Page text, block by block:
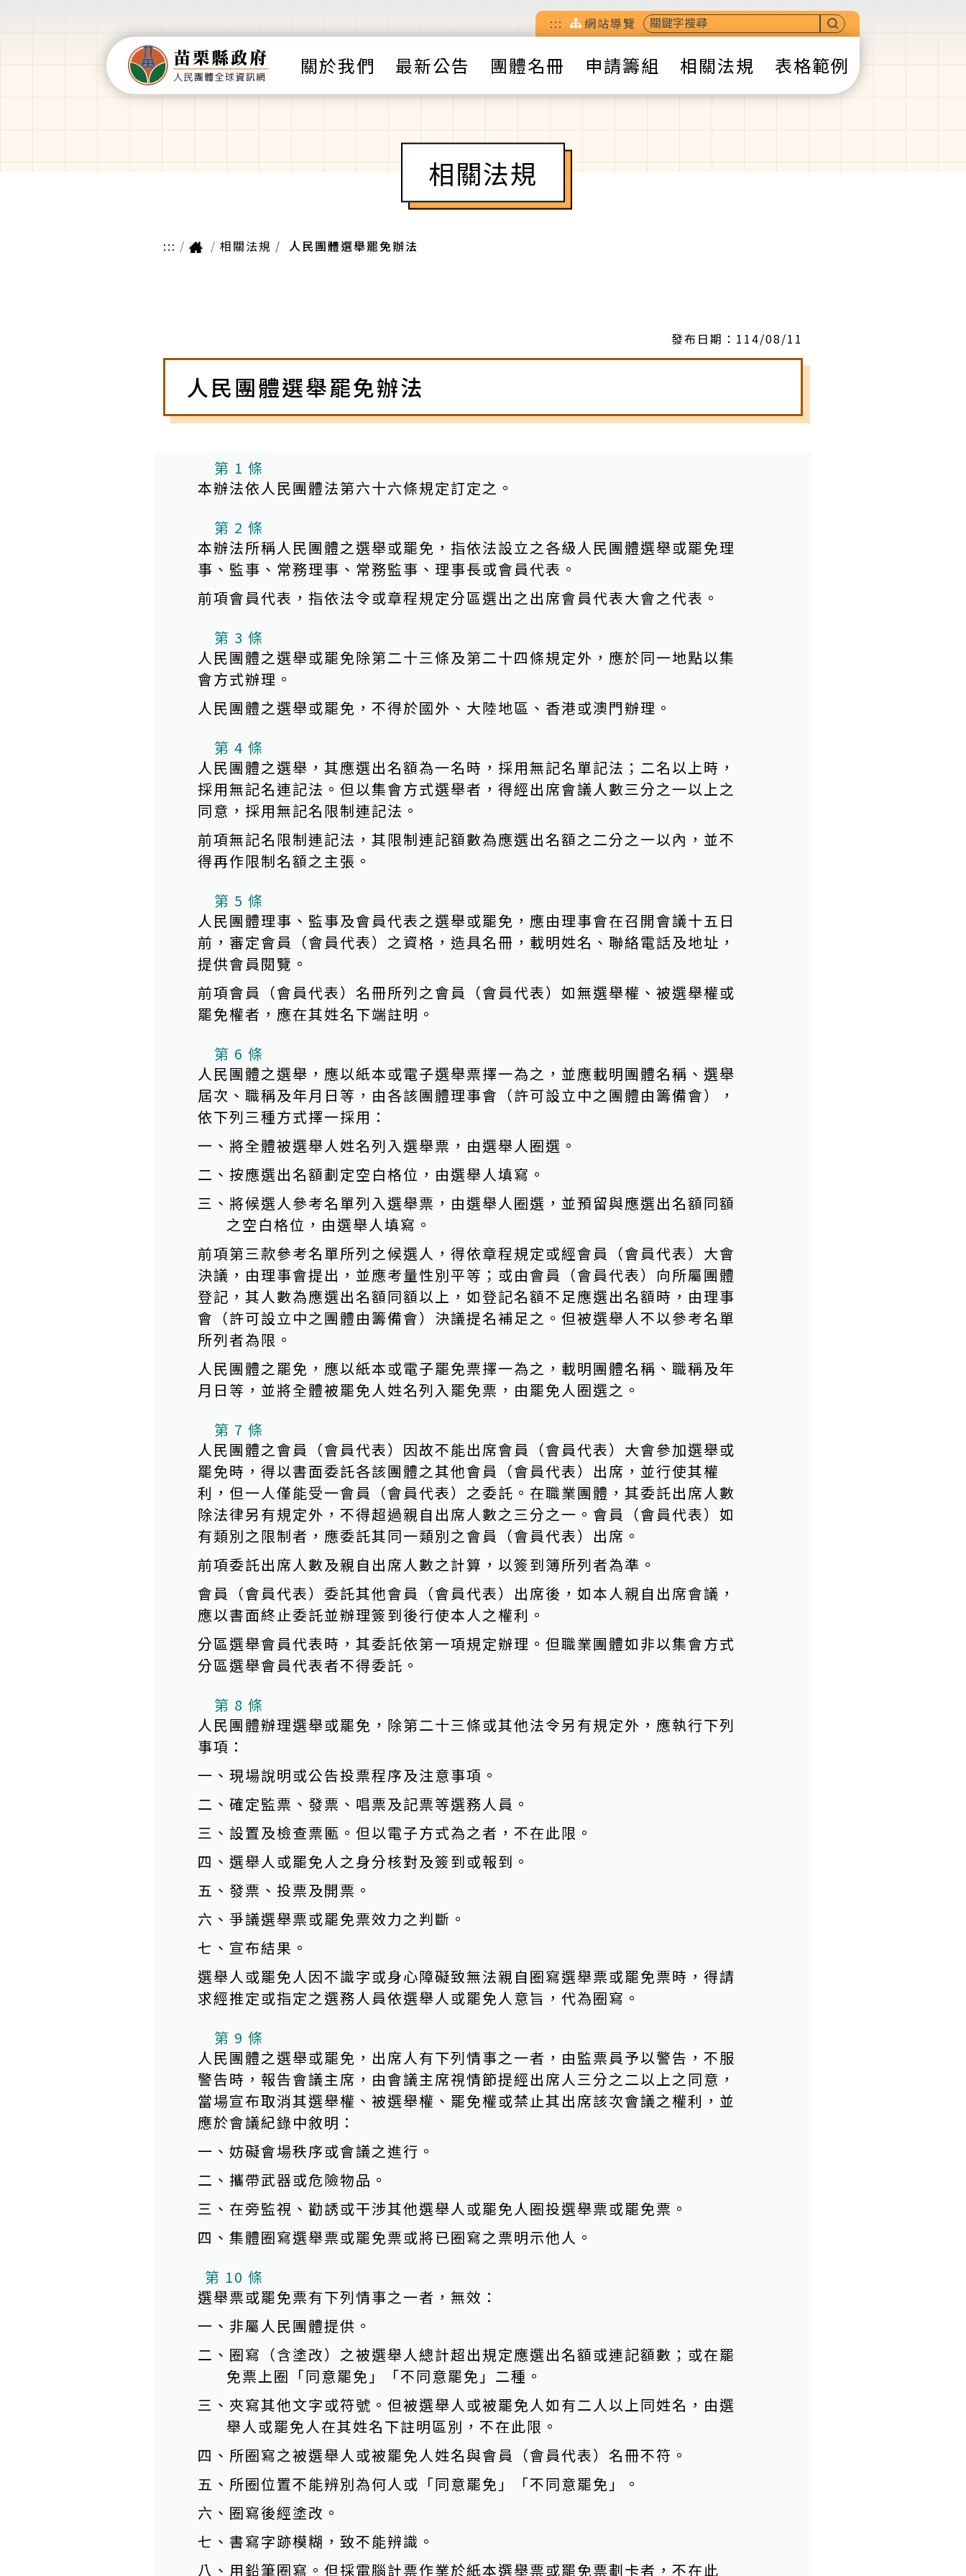
::: 網站導覽
關於我們 最新公告 團體名冊 申請籌組 相關法規 表格範例
相關法規
::: 相關法規 人民團體選舉罷免辦法
發布日期： 114/08/11
人民團體選舉罷免辦法
第 1 條
本辦法依人民團體法第六十六條規定訂定之。
第 2 條
本辦法所稱人民團體之選舉或罷免，指依法設立之各級人民團體選舉或罷免理
事、監事、常務理事、常務監事、理事長或會員代表。
前項會員代表，指依法令或章程規定分區選出之出席會員代表大會之代表。
第 3 條
人民團體之選舉或罷免除第二十三條及第二十四條規定外，應於同一地點以集
會方式辦理。
人民團體之選舉或罷免，不得於國外、大陸地區、香港或澳門辦理。
第 4 條
人民團體之選舉，其應選出名額為一名時，採用無記名單記法；二名以上時，
採用無記名連記法。但以集會方式選舉者，得經出席會議人數三分之一以上之
同意，採用無記名限制連記法。
前項無記名限制連記法，其限制連記額數為應選出名額之二分之一以內，並不
得再作限制名額之主張。
第 5 條
人民團體理事、監事及會員代表之選舉或罷免，應由理事會在召開會議十五日
前，審定會員（會員代表）之資格，造具名冊，載明姓名、聯絡電話及地址，
提供會員閱覽。
前項會員（會員代表）名冊所列之會員（會員代表）如無選舉權、被選舉權或
罷免權者，應在其姓名下端註明。
第 6 條
人民團體之選舉，應以紙本或電子選舉票擇一為之，並應載明團體名稱、選舉
屆次、職稱及年月日等，由各該團體理事會（許可設立中之團體由籌備會），
依下列三種方式擇一採用：
一、將全體被選舉人姓名列入選舉票，由選舉人圈選。
二、按應選出名額劃定空白格位，由選舉人填寫。
三、將候選人參考名單列入選舉票，由選舉人圈選，並預留與應選出名額同額
之空白格位，由選舉人填寫。
前項第三款參考名單所列之候選人，得依章程規定或經會員（會員代表）大會
決議，由理事會提出，並應考量性別平等；或由會員（會員代表）向所屬團體
登記，其人數為應選出名額同額以上，如登記名額不足應選出名額時，由理事
會（許可設立中之團體由籌備會）決議提名補足之。但被選舉人不以參考名單
所列者為限。
人民團體之罷免，應以紙本或電子罷免票擇一為之，載明團體名稱、職稱及年
月日等，並將全體被罷免人姓名列入罷免票，由罷免人圈選之。
第 7 條
人民團體之會員（會員代表）因故不能出席會員（會員代表）大會參加選舉或
罷免時，得以書面委託各該團體之其他會員（會員代表）出席，並行使其權
利，但一人僅能受一會員（會員代表）之委託。在職業團體，其委託出席人數
除法律另有規定外，不得超過親自出席人數之三分之一。會員（會員代表）如
有類別之限制者，應委託其同一類別之會員（會員代表）出席。
前項委託出席人數及親自出席人數之計算，以簽到簿所列者為準。
會員（會員代表）委託其他會員（會員代表）出席後，如本人親自出席會議，
應以書面終止委託並辦理簽到後行使本人之權利。
分區選舉會員代表時，其委託依第一項規定辦理。但職業團體如非以集會方式
分區選舉會員代表者不得委託。
第 8 條
人民團體辦理選舉或罷免，除第二十三條或其他法令另有規定外，應執行下列
事項：
一、現場說明或公告投票程序及注意事項。
二、確定監票、發票、唱票及記票等選務人員。
三、設置及檢查票匭。但以電子方式為之者，不在此限。
四、選舉人或罷免人之身分核對及簽到或報到。
五、發票、投票及開票。
六、爭議選舉票或罷免票效力之判斷。
七、宣布結果。
選舉人或罷免人因不識字或身心障礙致無法親自圈寫選舉票或罷免票時，得請
求經推定或指定之選務人員依選舉人或罷免人意旨，代為圈寫。
第 9 條
人民團體之選舉或罷免，出席人有下列情事之一者，由監票員予以警告，不服
警告時，報告會議主席，由會議主席視情節提經出席人三分之二以上之同意，
當場宣布取消其選舉權、被選舉權、罷免權或禁止其出席該次會議之權利，並
應於會議紀錄中敘明：
一、妨礙會場秩序或會議之進行。
二、攜帶武器或危險物品。
三、在旁監視、勸誘或干涉其他選舉人或罷免人圈投選舉票或罷免票。
四、集體圈寫選舉票或罷免票或將已圈寫之票明示他人。
第 10 條
選舉票或罷免票有下列情事之一者，無效：
一、非屬人民團體提供。
二、圈寫（含塗改）之被選舉人總計超出規定應選出名額或連記額數；或在罷
免票上圈「同意罷免」「不同意罷免」二種。
三、夾寫其他文字或符號。但被選舉人或被罷免人如有二人以上同姓名，由選
舉人或罷免人在其姓名下註明區別，不在此限。
四、所圈寫之被選舉人或被罷免人姓名與會員（會員代表）名冊不符。
五、所圈位置不能辨別為何人或「同意罷免」「不同意罷免」。
六、圈寫後經塗改。
七、書寫字跡模糊，致不能辨識。
八、用鉛筆圈寫。但採電腦計票作業於紙本選舉票或罷免票劃卡者，不在此